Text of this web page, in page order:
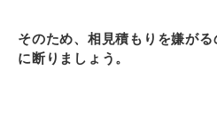
そのため、相見積もりを嫌が
に断りましょう。